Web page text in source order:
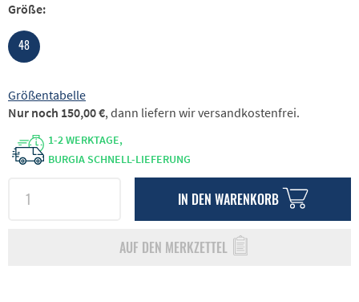
Größe:
48
Größentabelle
1-2 WERKTAGE,
BURGIA SCHNELL-LIEFERUNG
IN DEN WARENKORB
AUF DEN MERKZETTEL
Nur noch 150,00 €, dann liefern wir versandkostenfrei.